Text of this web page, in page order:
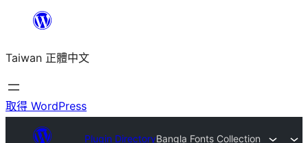
主
要
內
Taiwan 正體中文
取得 WordPress
Plugin DirectoryBangla Fonts Collection